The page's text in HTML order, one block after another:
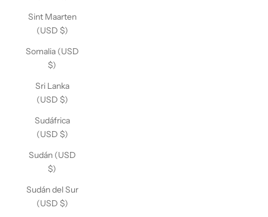
Sint Maarten
(USD $)
Somalia (USD
$)
Sri Lanka
(USD $)
Sudáfrica
(USD $)
Sudán (USD
$)
Sudán del Sur
(USD $)